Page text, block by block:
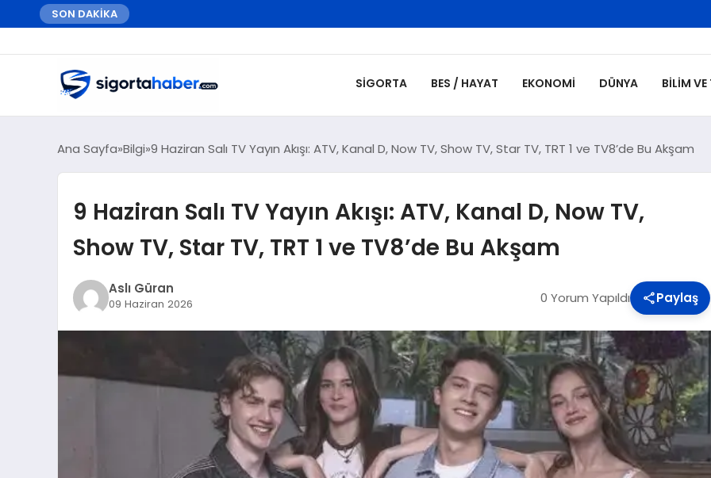
SON DAKİKA
SIGORTA BES / HAYAT EKONOMI DÜNYA BILIM
Ana Sayfa Bilgi 9 Haziran Salı TV Yayın Akışı: ATV, Kanal D, Now TV, Show TV, Star TV, TRT 1 ve TV8’de Bu Akşam
9 Haziran Salı TV Yayın Akışı: ATV, Kanal D, Now TV,
Show TV, Star TV, TRT 1 ve TV8’de Bu Akşam
Aslı Güran
09 Haziran 2026 0 Yorum Yapıldı Paylaş